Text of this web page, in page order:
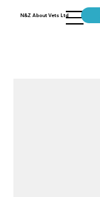
N&Z About Vets Ltd